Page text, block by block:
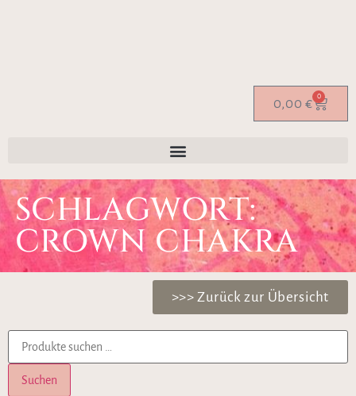
0,00 € 0
SCHLAGWORT:
CROWN CHAKRA
>>> Zurück zur Übersicht
Suchen